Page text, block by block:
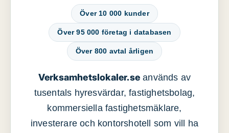
Över 10 000 kunder
Över 95 000 företag i databasen
Över 800 avtal årligen
Verksamhetslokaler.se används av
tusentals hyresvärdar, fastighetsbolag,
kommersiella fastighetsmäklare,
investerare och kontorshotell som vill ha